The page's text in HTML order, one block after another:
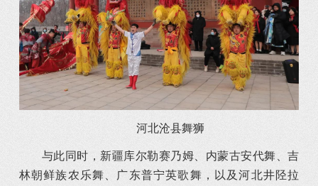
河北沧县舞狮
与此同时，新疆库尔勒赛乃姆、内蒙古安代舞、吉
林朝鲜族农乐舞、广东普宁英歌舞，以及河北井陉拉